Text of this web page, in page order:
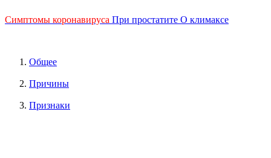
Симптомы коронавируса При простатите О климаксе
Общее
Причины
Признаки